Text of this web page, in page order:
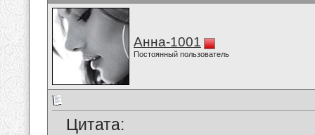
Анна-1001
Постоянный пользователь
Цитата: